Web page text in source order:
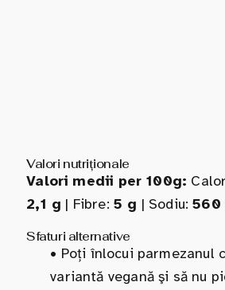
Valori nutriționale
Valori medii per 100g:
2,1 g | Fibre: 5 g | Sodiu:560
Sfaturi alternative
• Poți înlocui parmezanul
variantă vegană şi să nu